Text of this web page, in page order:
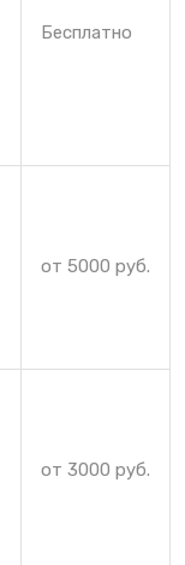
Бесплатно
от 5000 руб.
от 3000 руб.